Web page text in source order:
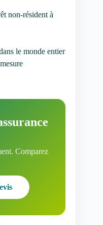
non-résident à
le monde entier
Comparez